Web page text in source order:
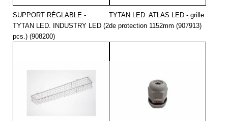
SUPPORT RÉGLABLE -
TYTAN LED. INDUSTRY LED (2
pcs.) (908200)
TYTAN LED. ATLAS LED - grille
de protection 1152mm (907913)